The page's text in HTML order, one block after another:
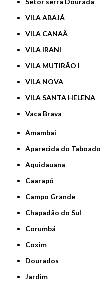
Setor serra Dourada
VILA ABAJÁ
VILA CANAÃ
VILA IRANI
VILA MUTIRÃO I
VILA NOVA
VILA SANTA HELENA
Vaca Brava
Amambai
Aparecida do Taboado
Aquidauana
Caarapó
Campo Grande
Chapadão do Sul
Corumbá
Coxim
Dourados
Jardim